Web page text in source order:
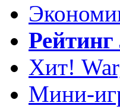
Хит!
Мини-